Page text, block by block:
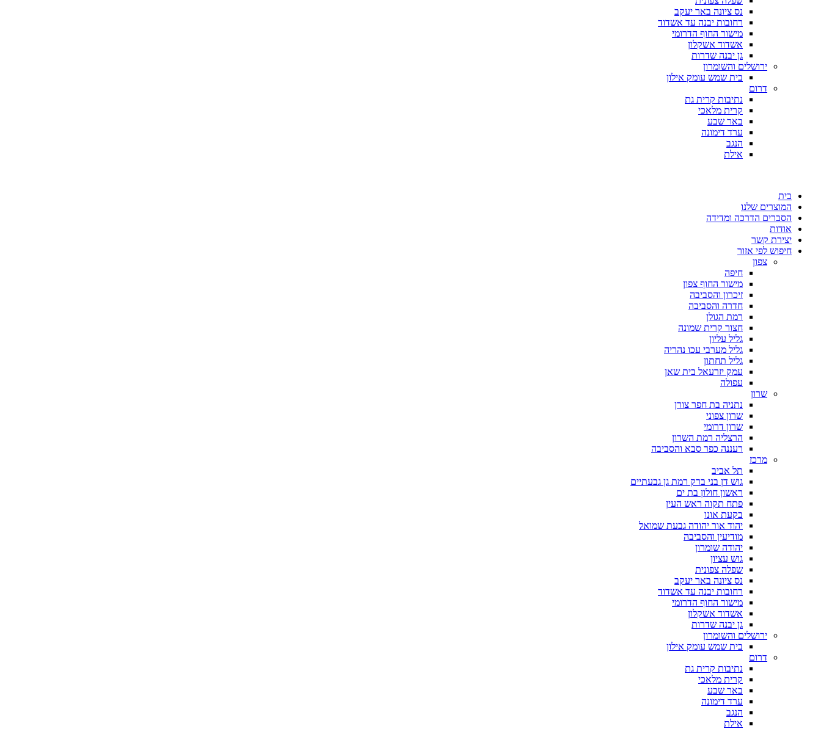
נס ציונה באר יעקב
רחובות יבנה עד אשדוד
מישור החוף הדרומי
אשדוד אשקלון
גן יבנה שדרות
ירושלים והשומרון
בית שמש עומק אילון
דרום
נתיבות קרית גת
קרית מלאכי
באר שבע
ערד דימונה
הנגב
אילת
בית
המוצרים שלנו
הסברים הדרכה ומדידה
אודות
יצירת קשר
חיפוש לפי אזור
צפון
חיפה
מישור החוף צפון
זיכרון והסביבה
חדרה והסביבה
רמת הגולן
חצור קרית שמונה
גליל עליון
גליל מערבי עכו נהריה
גליל תחתון
עמק יזרעאל בית שאן
עפולה
שרון
נתניה בת חפר צורן
שרון צפוני
שרון דרומי
הרצליה רמת השרון
רעננה כפר סבא והסביבה
מרכז
תל אביב
גוש דן בני ברק רמת גן גבעתיים
ראשון חולון בת ים
פתח תקוה ראש העין
בקעת אונו
יהוד אור יהודה גבעת שמואל
מודיעין והסביבה
יהודה שומרון
גוש עציון
שפלה צפונית
נס ציונה באר יעקב
רחובות יבנה עד אשדוד
מישור החוף הדרומי
אשדוד אשקלון
גן יבנה שדרות
ירושלים והשומרון
בית שמש עומק אילון
דרום
נתיבות קרית גת
קרית מלאכי
באר שבע
ערד דימונה
הנגב
אילת